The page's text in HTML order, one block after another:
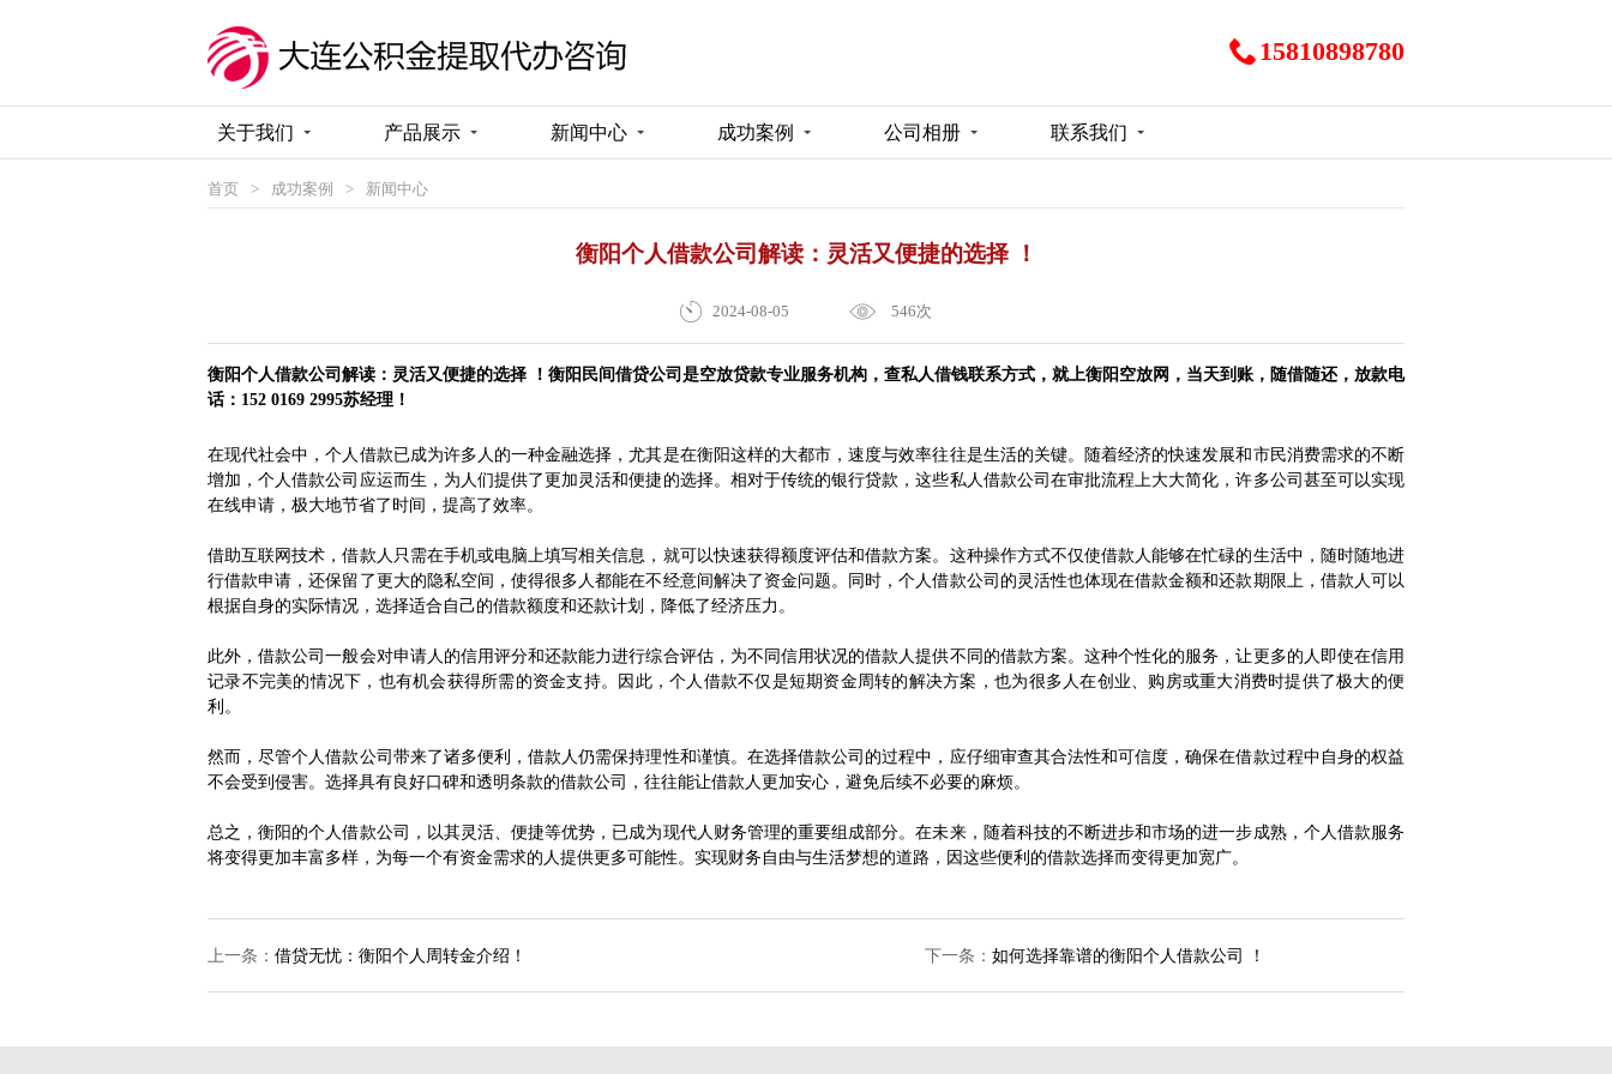
15810898780
关于我们 产品展示 新闻中心 成功案例 公司相册 联系我们
首页 > 成功案例 > 新闻中心
衡阳个人借款公司解读：灵活又便捷的选择 ！
2024-08-05 546次
衡阳个人借款公司解读：灵活又便捷的选择 ！ 衡阳民间借贷公司是空放贷款专业服务机构，查私人借钱联系方式，就上衡阳空放网，当天到账，随借随还，放款电
话：152 0169 2995苏经理！
在现代社会中，个人借款已成为许多人的一种金融选择，尤其是在衡阳这样的大都市，速度与效率往往是生活的关键。随着经济的快速发展和市民消费需求的不断
增加，个人借款公司应运而生，为人们提供了更加灵活和便捷的选择。相对于传统的银行贷款，这些私人借款公司在审批流程上大大简化，许多公司甚至可以实现
在线申请，极大地节省了时间，提高了效率。
借助互联网技术，借款人只需在手机或电脑上填写相关信息，就可以快速获得额度评估和借款方案。这种操作方式不仅使借款人能够在忙碌的生活中，随时随地进
行借款申请，还保留了更大的隐私空间，使得很多人都能在不经意间解决了资金问题。同时，个人借款公司的灵活性也体现在借款金额和还款期限上，借款人可以
根据自身的实际情况，选择适合自己的借款额度和还款计划，降低了经济压力。
此外，借款公司一般会对申请人的信用评分和还款能力进行综合评估，为不同信用状况的借款人提供不同的借款方案。这种个性化的服务，让更多的人即使在信用
记录不完美的情况下，也有机会获得所需的资金支持。因此，个人借款不仅是短期资金周转的解决方案，也为很多人在创业、购房或重大消费时提供了极大的便
利。
然而，尽管个人借款公司带来了诸多便利，借款人仍需保持理性和谨慎。在选择借款公司的过程中，应仔细审查其合法性和可信度，确保在借款过程中自身的权益
不会受到侵害。选择具有良好口碑和透明条款的借款公司，往往能让借款人更加安心，避免后续不必要的麻烦。
总之，衡阳的个人借款公司，以其灵活、便捷等优势，已成为现代人财务管理的重要组成部分。在未来，随着科技的不断进步和市场的进一步成熟，个人借款服务
将变得更加丰富多样，为每一个有资金需求的人提供更多可能性。实现财务自由与生活梦想的道路，因这些便利的借款选择而变得更加宽广。
下一条： 如何选择靠谱的衡阳个人借款公司 ！
上一条： 借贷无忧：衡阳个人周转金介绍！